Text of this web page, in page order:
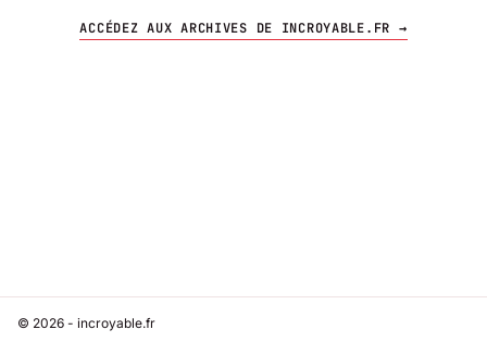
ACCÉDEZ AUX ARCHIVES DE INCROYABLE.FR →
© 2026 - incroyable.fr